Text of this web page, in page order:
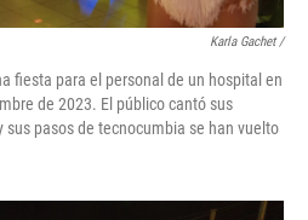
Karla Gachet/
fiesta para el personal de un hospital en
de 2023. El público cantó sus
sus pasos de tecnocumbia se han vuelto